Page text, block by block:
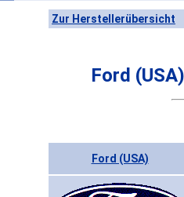
Zur Herstellerübersicht
Ford
Ford (USA)